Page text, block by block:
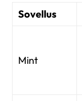
Sovellus
Mint